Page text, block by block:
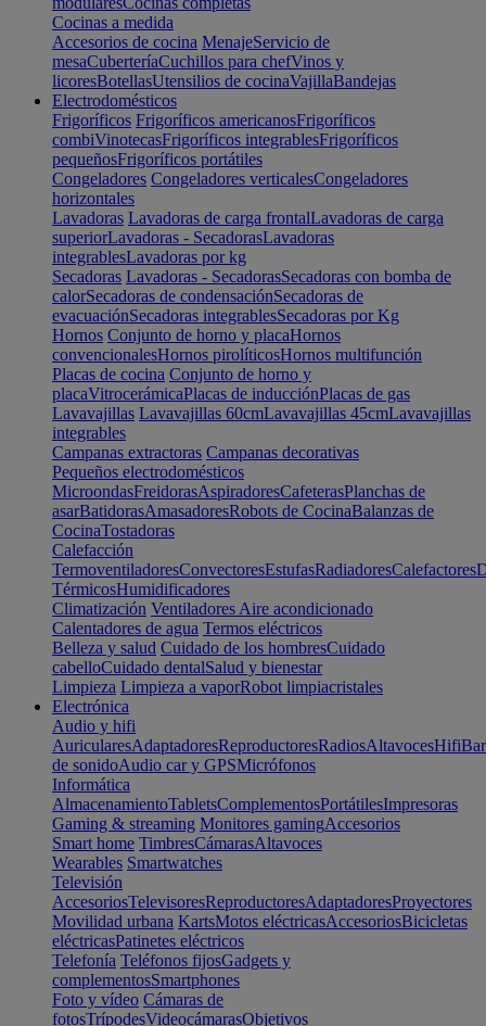
Cocinas a medida
Accesorios de cocina MenajeServicio de
mesaCuberteríaCuchillos para chefVinos y
licoresBotellasUtensilios de cocinaVajillaBandejas
Electrodomésticos
Frigoríficos Frigoríficos americanosFrigoríficos
combiVinotecasFrigoríficos integrablesFrigoríficos
pequeñosFrigoríficos portátiles
Congeladores Congeladores verticalesCongeladores
horizontales
Lavadoras Lavadoras de carga frontalLavadoras de carga
superiorLavadoras - SecadorasLavadoras
integrablesLavadoras por kg
Secadoras Lavadoras - SecadorasSecadoras con bomba de
calorSecadoras de condensaciónSecadoras de
evacuaciónSecadoras integrablesSecadoras por Kg
Hornos Conjunto de horno y placaHornos
convencionalesHornos pirolíticosHornos multifunción
Placas de cocina Conjunto de horno y
placaVitrocerámicaPlacas de inducciónPlacas de gas
Lavavajillas Lavavajillas 60cmLavavajillas 45cmLavavajillas
integrables
Campanas extractoras Campanas decorativas
Pequeños electrodomésticos
MicroondasFreidorasAspiradoresCafeterasPlanchas de
asarBatidorasAmasadoresRobots de CocinaBalanzas de
CocinaTostadoras
Calefacción
TermoventiladoresConvectoresEstufasRadiadoresCalefactores
TérmicosHumidificadores
Climatización Ventiladores Aire acondicionado
Calentadores de agua Termos eléctricos
Belleza y salud Cuidado de los hombresCuidado
cabelloCuidado dentalSalud y bienestar
Limpieza Limpieza a vaporRobot limpiacristales
Electrónica
Audio y hifi
AuricularesAdaptadoresReproductoresRadiosAltavocesHifi
de sonidoAudio car y GPSMicrófonos
Informática
AlmacenamientoTabletsComplementosPortátilesImpresoras
Gaming & streaming Monitores gamingAccesorios
Smart home TimbresCámarasAltavoces
Wearables Smartwatches
Televisión
AccesoriosTelevisoresReproductoresAdaptadoresProyectores
Movilidad urbana KartsMotos eléctricasAccesoriosBicicletas
eléctricasPatinetes eléctricos
Telefonía Teléfonos fijosGadgets y
complementosSmartphones
Foto y vídeo Cámaras de
fotosTrípodesVideocámarasObjetivos